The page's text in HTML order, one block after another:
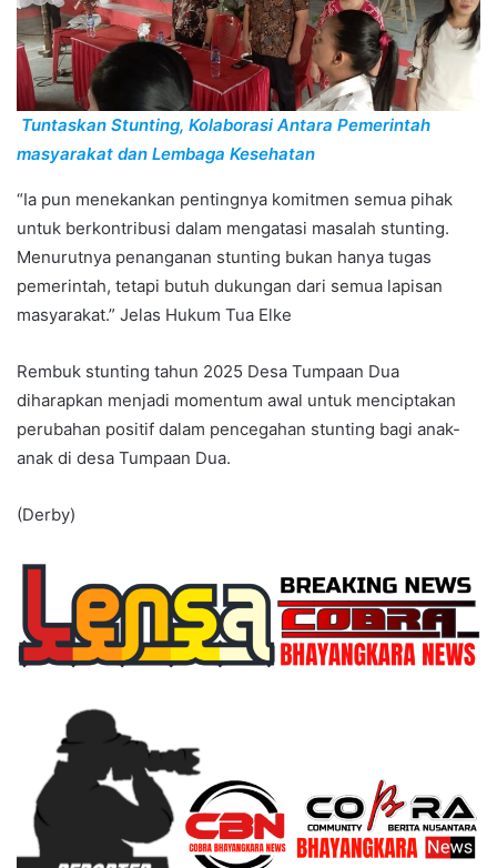
Tuntaskan Stunting, Kolaborasi Antara Pemerintah
masyarakat dan Lembaga Kesehatan
“Ia pun menekankan pentingnya komitmen semua pihak
untuk berkontribusi dalam mengatasi masalah stunting.
Menurutnya penanganan stunting bukan hanya tugas
pemerintah, tetapi butuh dukungan dari semua lapisan
masyarakat.” Jelas Hukum Tua Elke
Rembuk stunting tahun 2025 Desa Tumpaan Dua
diharapkan menjadi momentum awal untuk menciptakan
perubahan positif dalam pencegahan stunting bagi anak-
anak di desa Tumpaan Dua.
(Derby)